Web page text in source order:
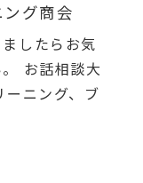
グ商会
したらお気
お話相談大
ニング、ブ